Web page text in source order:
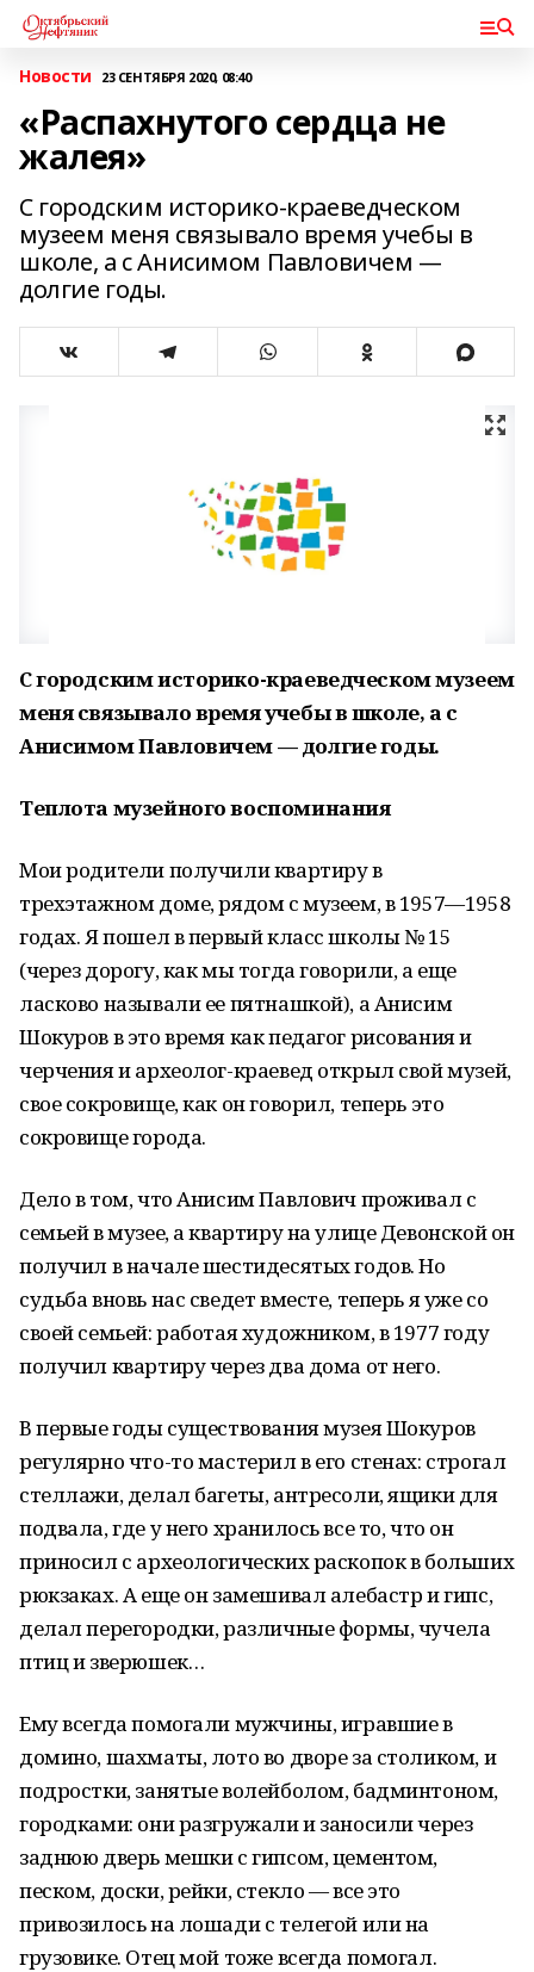
Новости 23 СЕНТЯБРЯ 2020, 08:40
«Распахнутого сердца не
жалея»
С городским историко-краеведческом
музеем меня связывало время учебы в
школе, а с Анисимом Павловичем —
долгие годы.
С городским историко-краеведческом музеем
меня связывало время учебы в школе, а с
Анисимом Павловичем — долгие годы.
Теплота музейного воспоминания
Мои родители получили квартиру в
трехэтажном доме, рядом с музеем, в 1957—1958
годах. Я пошел в первый класс школы № 15
(через дорогу, как мы тогда говорили, а еще
ласково называли ее пятнашкой), а Анисим
Шокуров в это время как педагог рисования и
черчения и археолог-краевед открыл свой музей,
свое сокровище, как он говорил, теперь это
сокровище города.
Дело в том, что Анисим Павлович проживал с
семьей в музее, а квартиру на улице Девонской он
получил в начале шестидесятых годов. Но
судьба вновь нас сведет вместе, теперь я уже со
своей семьей: работая художником, в 1977 году
получил квартиру через два дома от него.
В первые годы существования музея Шокуров
регулярно что-то мастерил в его стенах: строгал
стеллажи, делал багеты, антресоли, ящики для
подвала, где у него хранилось все то, что он
приносил с археологических раскопок в больших
рюкзаках. А еще он замешивал алебастр и гипс,
делал перегородки, различные формы, чучела
птиц и зверюшек…
Ему всегда помогали мужчины, игравшие в
домино, шахматы, лото во дворе за столиком, и
подростки, занятые волейболом, бадминтоном,
городками: они разгружали и заносили через
заднюю дверь мешки с гипсом, цементом,
песком, доски, рейки, стекло — все это
привозилось на лошади с телегой или на
грузовике. Отец мой тоже всегда помогал.